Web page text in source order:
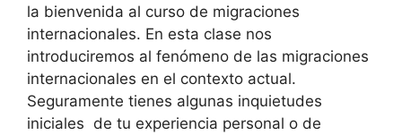
la bienvenida al curso de migraciones
internacionales. En esta clase nos
introduciremos al fenómeno de las migraciones
internacionales en el contexto actual.
Seguramente tienes algunas inquietudes
iniciales de tu experiencia personal o de